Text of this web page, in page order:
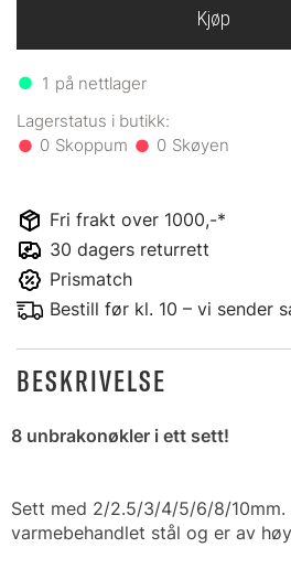
1 på nettlager
0 0
Kjøp
Fri frakt over 1000,-*
30 dagers returrett
Prismatch
Bestill før kl. 10 – vi sender
BESKRIVELSE
8 unbrakonøkler i ett sett!
Sett med 2/2.5/3/4/5/6/8/10mm.
varmebehandlet stål og er av